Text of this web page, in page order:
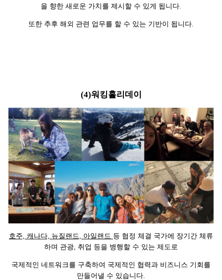
을 향한 새로운 가치를 제시할 수 있게 됩니다.
또한 추후 해외 관련 업무를 할 수 있는 기반이 됩니다.
(4)워킹홀리데이
호주, 캐나다, 뉴질랜드, 아일랜드 등 협정 체결 국가에 장기간 체류
하며 관광, 취업 등을 병행할 수 있는 제도로
국제적인 네트워크를 구축하여 국제적인 협력과 비즈니스 기회를
만들어낼 수 있습니다.